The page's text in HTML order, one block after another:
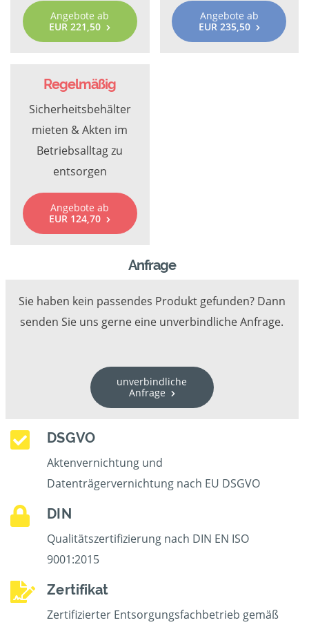
Angebote ab
EUR 221,50
Angebote ab
EUR 235,50
Regelmäßig
Sicherheitsbehälter
mieten & Akten im
Betriebsalltag zu
entsorgen
Angebote ab
EUR 124,70
Anfrage
Sie haben kein passendes Produkt gefunden? Dann
senden Sie uns gerne eine unverbindliche Anfrage.
unverbindliche
Anfrage
DSGVO
Aktenvernichtung und
Datenträgervernichtung nach EU DSGVO
DIN
Qualitätszertifizierung nach DIN EN ISO
9001:2015
Zertifikat
Zertifizierter Entsorgungsfachbetrieb gemäß